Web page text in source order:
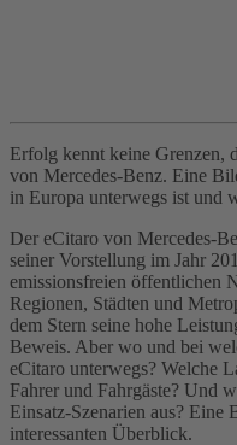
Erfolg kennt keine Grenzen,
von Mercedes‑Benz. Eine
in Europa unterwegs ist und
Der eCitaro von
seiner Vorstellung im Jahr
emissionsfreien öffentlichen
Regionen, Städten und
dem Stern seine hohe
Beweis. Aber wo und bei
eCitaro unterwegs? Welche
Fahrer und Fahrgäste? Und
Einsatz‑Szenarien aus?
interessanten Überblick.